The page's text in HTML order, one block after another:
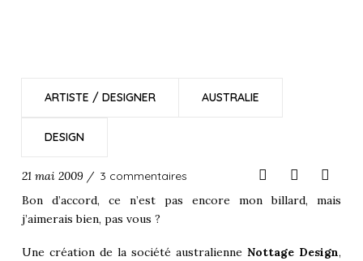
ARTISTE / DESIGNER AUSTRALIE
DESIGN
21 mai 2009 / 3 commentaires
Bon d’accord, ce n’est pas encore mon billard, mais
j’aimerais bien, pas vous ?
Une création de la société australienneNottage Design,